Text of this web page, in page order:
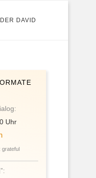
DAVID
Uhr
grateful